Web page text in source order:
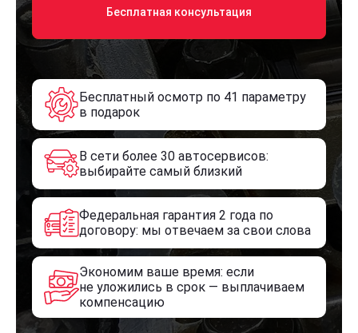
Бесплатная консультация
Бесплатный осмотр по 41 параметру
в подарок
В сети более 30 автосервисов:
выбирайте самый близкий
Федеральная гарантия 2 года по
договору: мы отвечаем за свои слова
Экономим ваше время: если
не уложились в срок — выплачиваем
компенсацию